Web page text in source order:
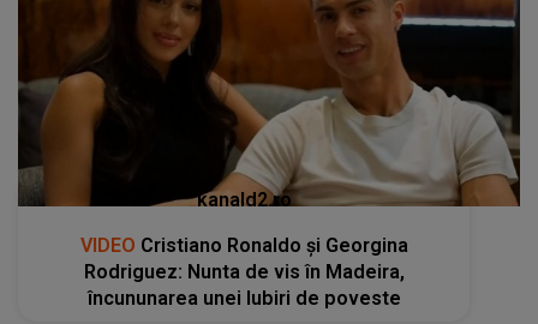
kanald2.ro
VIDEO Cristiano Ronaldo și Georgina
Rodriguez: Nunta de vis în Madeira,
încununarea unei Iubiri de poveste